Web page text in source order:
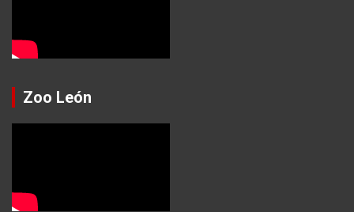
Zoo León